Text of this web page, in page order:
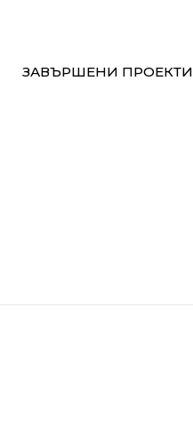
ЗАВЪРШЕНИ ПРОЕКТИ